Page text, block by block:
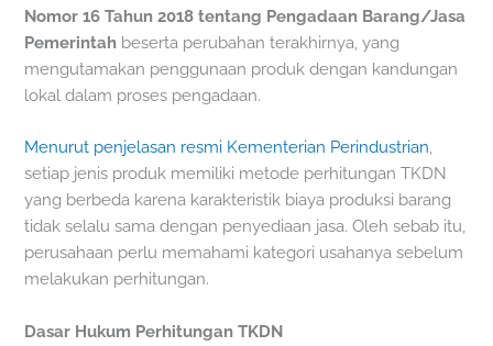
Nomor 16 Tahun 2018 tentang Pengadaan Barang/Jasa
Pemerintah beserta perubahan terakhirnya, yang
mengutamakan penggunaan produk dengan kandungan
lokal dalam proses pengadaan.
Menurut penjelasan resmi Kementerian Perindustrian
setiap jenis produk memiliki metode perhitungan TKDN
yang berbeda karena karakteristik biaya produksi barang
tidak selalu sama dengan penyediaan jasa. Oleh sebab itu,
perusahaan perlu memahami kategori usahanya sebelum
melakukan perhitungan.
Dasar Hukum Perhitungan TKDN